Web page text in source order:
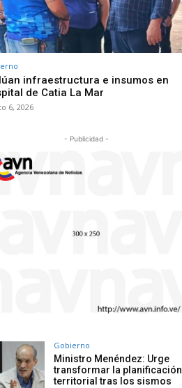
infraestructura e insumos en
de Catia La Mar
6, 2026
- Publicidad -
Gobierno
Ministro Menéndez: Urge
transformar la planificación
territorial tras los sismos